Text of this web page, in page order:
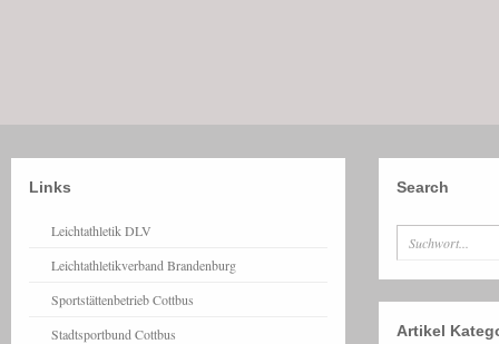
Links
Leichtathletik DLV
Leichtathletikverband Brandenburg
Sportstättenbetrieb Cottbus
Stadtsportbund Cottbus
Search
Artikel